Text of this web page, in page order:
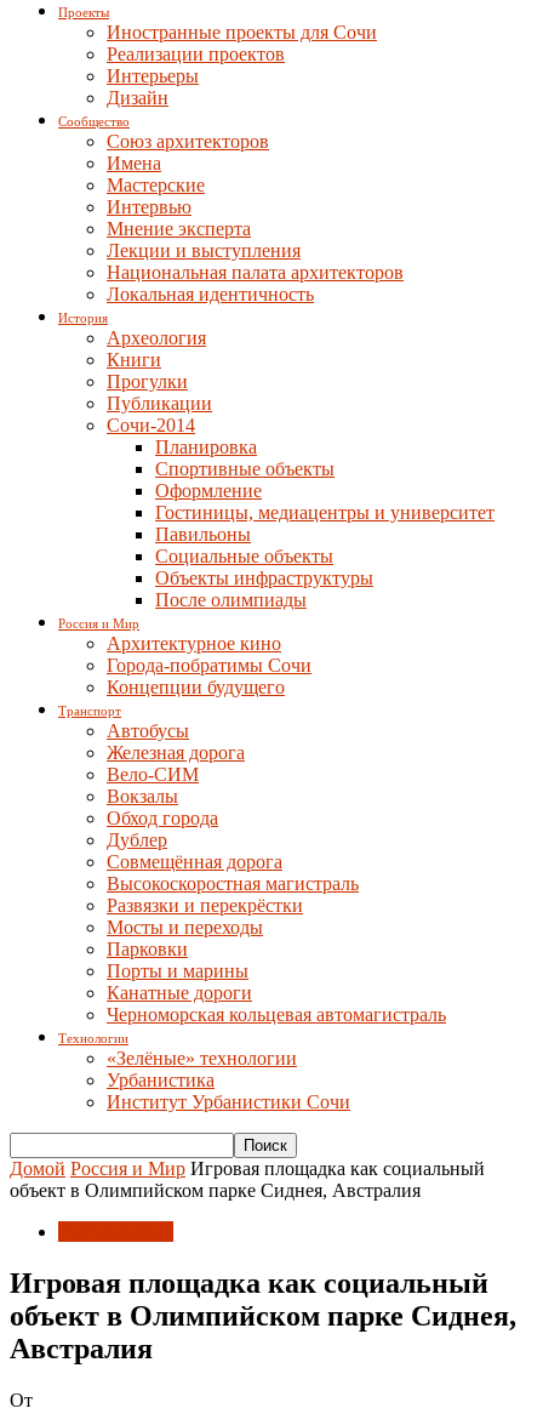
Проекты
Иностранные проекты для Сочи
Реализации проектов
Интерьеры
Дизайн
Сообщество
Союз архитекторов
Имена
Мастерские
Интервью
Мнение эксперта
Лекции и выступления
Национальная палата архитекторов
Локальная идентичность
История
Археология
Книги
Прогулки
Публикации
Сочи-2014
Планировка
Спортивные объекты
Оформление
Гостиницы, медиацентры и университет
Павильоны
Социальные объекты
Объекты инфраструктуры
После олимпиады
Россия и Мир
Архитектурное кино
Города-побратимы Сочи
Концепции будущего
Транспорт
Автобусы
Железная дорога
Вело-СИМ
Вокзалы
Обход города
Дублер
Совмещённая дорога
Высокоскоростная магистраль
Развязки и перекрёстки
Мосты и переходы
Парковки
Порты и марины
Канатные дороги
Черноморская кольцевая автомагистраль
Технологии
«Зелёные» технологии
Урбанистика
Институт Урбанистики Сочи
Домой Россия и Мир Игровая площадка как социальный
объект в Олимпийском парке Сиднея, Австралия
Игровая площадка как социальный
объект в Олимпийском парке Сиднея,
Австралия
От